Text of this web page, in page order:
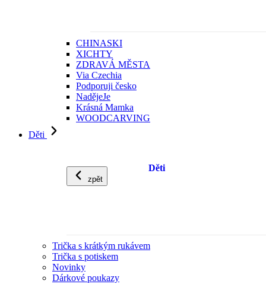
CHINASKI
XICHTY
ZDRAVÁ MĚSTA
Via Czechia
Podporuji česko
NadějeJe
Krásná Mamka
WOODCARVING
Děti
zpět
Děti
Trička s krátkým rukávem
Trička s potiskem
Novinky
Dárkové poukazy